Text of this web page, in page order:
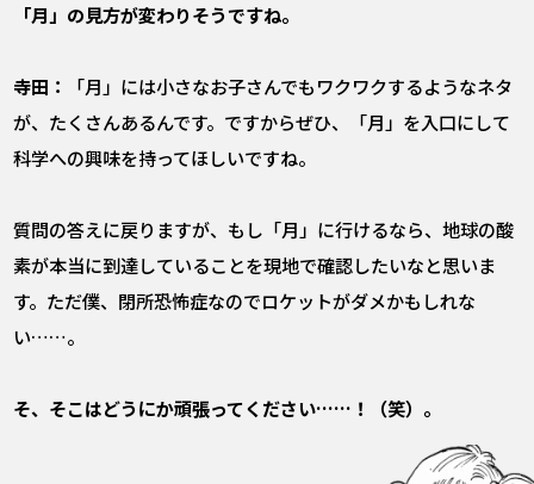
――「月」の見方が変わりそうですね。
寺田：
「月」には小さなお子さんでもワクワクするようなネタ
が、たくさんあるんです。ですからぜひ、「月」を入口にして
科学への興味を持ってほしいですね。
質問の答えに戻りますが、もし「月」に行けるなら、地球の酸
素が本当に到達していることを現地で確認したいなと思いま
す。ただ僕、閉所恐怖症なのでロケットがダメかもしれな
い……。
――そ、そこはどうにか頑張ってください……！（笑）。